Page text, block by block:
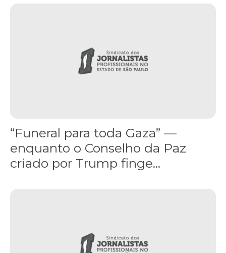
“Funeral para toda Gaza” —
enquanto o Conselho da Paz
criado por Trump finge...